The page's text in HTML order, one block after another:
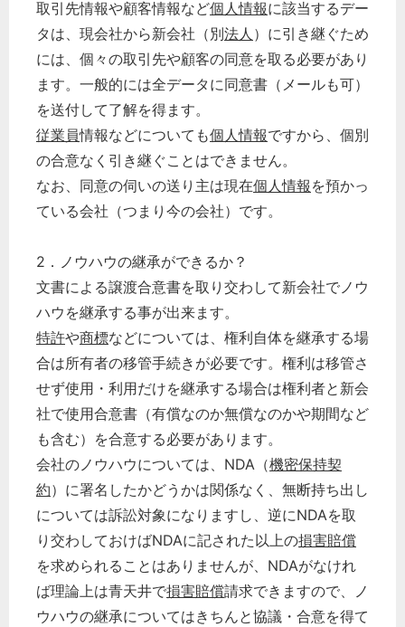
取引先情報や顧客情報など個人情報に該当するデー
タは、現会社から新会社（別法人 ）に引き継ぐため
には、個々の取引先や顧客の同意を取る必要があり
ます。一般的には全データに同意書（メールも可）
を送付して了解を得ます。
従業員情報などについても個人情報ですから、個別
の合意なく引き継ぐことはできません。
なお、同意の伺いの送り主は現在個人情報 を預かっ
ている会社（つまり今の会社）です。
2．ノウハウの継承ができるか？
文書による譲渡合意書を取り交わして新会社でノウ
ハウを継承する事が出来ます。
特許や商標などについては、権利自体を継承する場
合は所有者の移管手続きが必要です。権利は移管さ
せず使用・利用だけを継承する場合は権利者と新会
社で使用合意書（有償なのか無償なのかや期間など
も含む）を合意する必要があります。
会社のノウハウについては、NDA（機密保持契
約）に署名したかどうかは関係なく、無断持ち出し
については訴訟対象になりますし、逆にNDAを取
り交わしておけばNDAに記された以上の損害賠償
を求められることはありませんが、NDAがなけれ
ば理論上は青天井で損害賠償請求できますので、ノ
ウハウの継承についてはきちんと協議・合意を得て
企業法務
経営の知恵
総務の給湯室
秘書のノウハウ
次へ